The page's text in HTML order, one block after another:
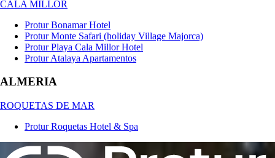
CALA MILLOR
Protur Bonamar Hotel
Protur Monte Safari (holiday Village Majorca)
Protur Playa Cala Millor Hotel
Protur Atalaya Apartamentos
ALMERIA
ROQUETAS DE MAR
Protur Roquetas Hotel & Spa